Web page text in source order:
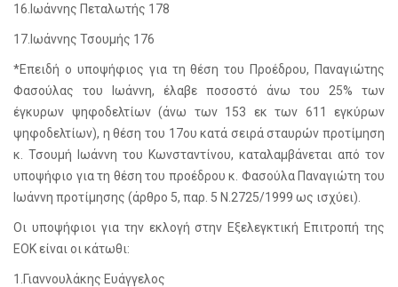
16.Ιωάννης Πεταλωτής 178
17.Ιωάννης Τσουμής 176
*Επειδή ο υποψήφιος για τη θέση του Προέδρου, Παναγιώτης
Φασούλας του Ιωάννη, έλαβε ποσοστό άνω του 25% των
έγκυρων ψηφοδελτίων (άνω των 153 εκ των 611 εγκύρων
ψηφοδελτίων), η θέση του 17ου κατά σειρά σταυρών προτίμηση
κ. Τσουμή Ιωάννη του Κωνσταντίνου, καταλαμβάνεται από τον
υποψήφιο για τη θέση του προέδρου κ. Φασούλα Παναγιώτη του
Ιωάννη προτίμησης (άρθρο 5, παρ. 5 Ν.2725/1999 ως ισχύει).
Οι υποψήφιοι για την εκλογή στην Εξελεγκτική Επιτροπή της
ΕΟΚ είναι οι κάτωθι:
1.Γιαννουλάκης Ευάγγελος